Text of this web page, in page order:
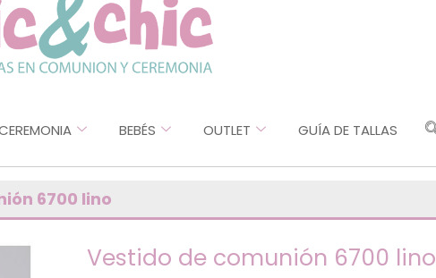
BEBÉS OUTLET GUÍA DE TALLAS
6700 lino
Vestido de comunión 6700 lino